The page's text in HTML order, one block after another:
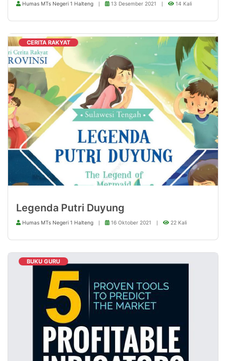
Humas MTs Negeri 1 Halteng 13 Desember 2021 14 Kali
CERITA RAKYAT
Legenda Putri Duyung
Humas MTs Negeri 1 Halteng 16 Oktober 2021 22 Kali
BUKU GURU